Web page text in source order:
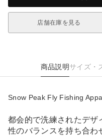
店舗在庫を見る
商品説明サイズ・
Snow Peak Fly Fishing
都会的で洗練されたデザ
性のバランスを持ち合わ